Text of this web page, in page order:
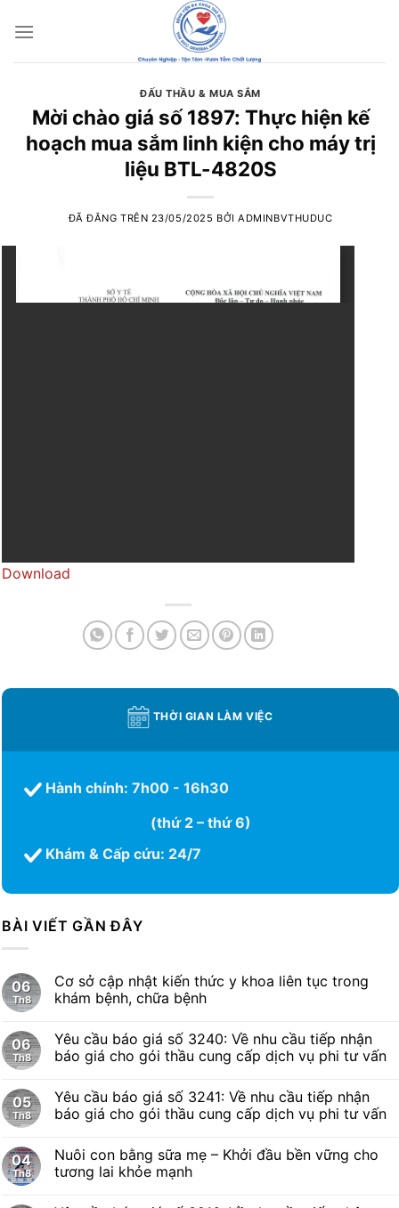
đến
ĐẤU THẦU & MUA SẮM
Mời chào giá số 1897: Thực hiện kế
hoạch mua sắm linh kiện cho máy trị
liệu BTL-4820S
ĐÃ ĐĂNG TRÊN 23/05/2025 BỞIADMINBVTHUDUC
Download
THỜI GIAN LÀM VIỆC
Hành chính: 7h00 - 16h30
(thứ 2 – thứ 6)
Khám & Cấp cứu: 24/7
BÀI VIẾT GẦN ĐÂY
06
Th8
Cơ sở cập nhật kiến thức y khoa liên tục trong
khám bệnh, chữa bệnh
06
Th8
Yêu cầu báo giá số 3240: Về nhu cầu tiếp nhận
báo giá cho gói thầu cung cấp dịch vụ phi tư vấn
05
Th8
Yêu cầu báo giá số 3241: Về nhu cầu tiếp nhận
báo giá cho gói thầu cung cấp dịch vụ phi tư vấn
04
Th8
Nuôi con bằng sữa mẹ – Khởi đầu bền vững cho
tương lai khỏe mạnh